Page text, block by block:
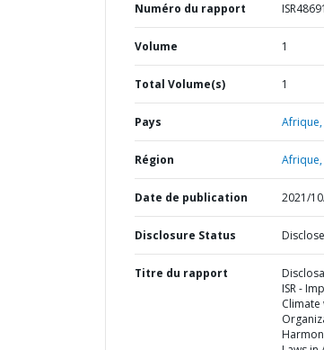
Numéro du rapport ISR48691
Volume 1
Total Volume(s) 1
Pays Afrique,
Région Afrique,
Date de publication 2021/
Disclosure Status
Titre du rapport
ISR -
Climate